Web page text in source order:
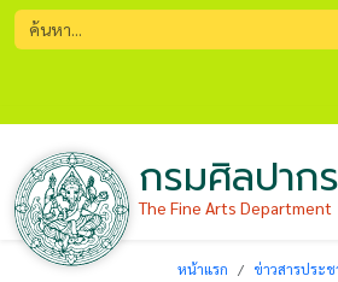
กรมศิลปากร
The Fine Arts Department
หน้าแรก ข่าวสารประ